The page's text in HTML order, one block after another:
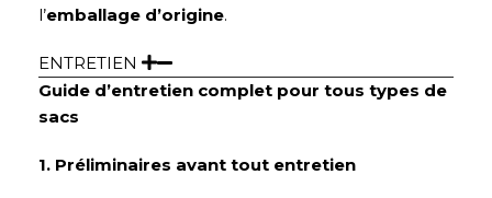
l’emballage d’origine.
ENTRETIEN
Guide d’entretien complet pour tous types de
sacs
1. Préliminaires avant tout entretien